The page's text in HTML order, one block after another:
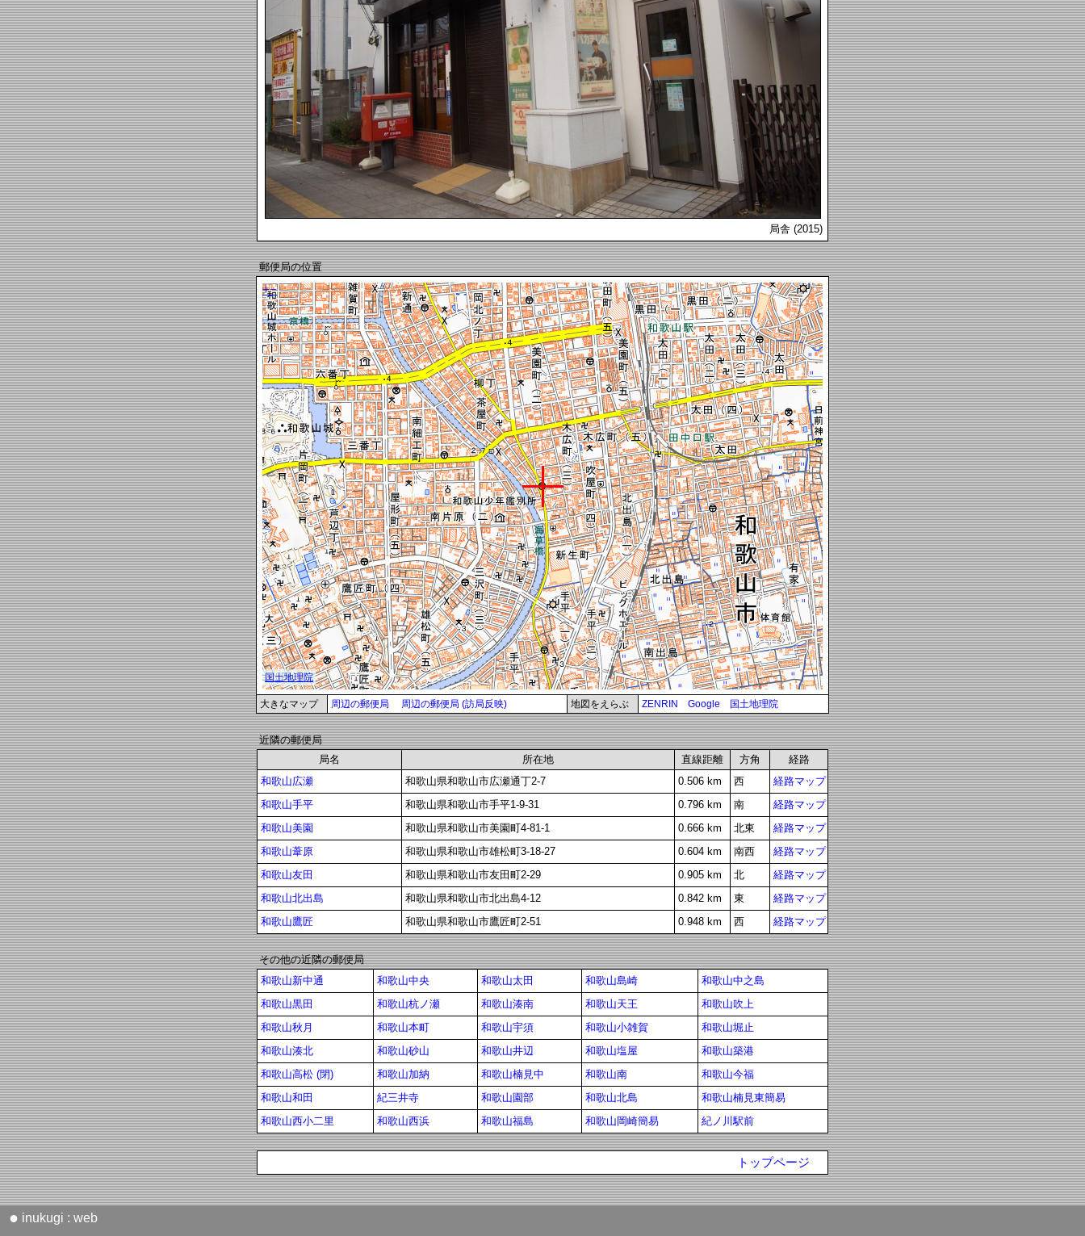
局舎 (2015)
郵便局の位置
大きなマップ 周辺の郵便局 周辺の郵便局 (訪局反映) 地図をえらぶ ZENRIN Google 国土地理院
近隣の郵便局
局名
所在地 直線距離 方角
経路
和歌山広瀬
和歌山県和歌山市広瀬通丁2-7 0.506 km 西
経路マップ
和歌山手平
和歌山県和歌山市手平1-9-31 0.796 km 南
経路マップ
和歌山美園
和歌山県和歌山市美園町4-81-1 0.666 km 北東
経路マップ
和歌山葦原
和歌山県和歌山市雄松町3-18-27 0.604 km 南西
経路マップ
和歌山友田
和歌山県和歌山市友田町2-29 0.905 km 北
経路マップ
和歌山北出島
和歌山県和歌山市北出島4-12 0.842 km 東
経路マップ
和歌山鷹匠
和歌山県和歌山市鷹匠町2-51 0.948 km 西 経路マップ
その他の近隣の郵便局
和歌山新中通
和歌山中央 和歌山太田 和歌山島崎
和歌山中之島
和歌山黒田
和歌山杭ノ瀬 和歌山湊南 和歌山天王
和歌山吹上
和歌山秋月
和歌山本町 和歌山宇須 和歌山小雑賀
和歌山堀止
和歌山湊北
和歌山砂山 和歌山井辺 和歌山塩屋
和歌山築港
和歌山高松 (閉)
和歌山加納 和歌山楠見中 和歌山南
和歌山今福
和歌山和田
紀三井寺 和歌山園部 和歌山北島
和歌山楠見東簡易
和歌山西小二里
和歌山西浜 和歌山福島 和歌山岡崎簡易 紀ノ川駅前
トップページ
● inukugi : web